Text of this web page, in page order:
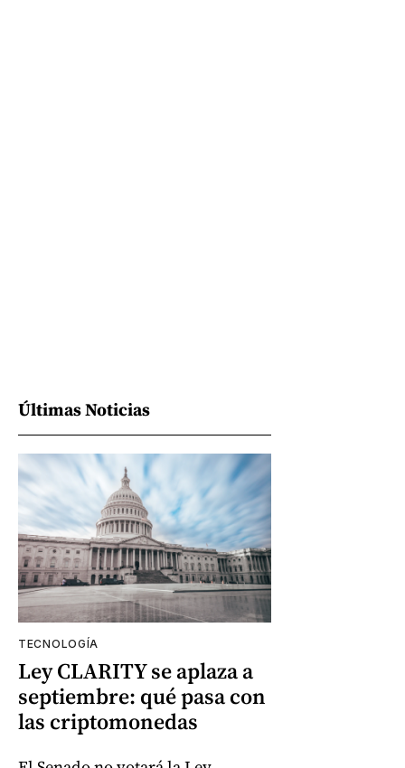
Últimas Noticias
TECNOLOGÍA
Ley CLARITY se aplaza a
septiembre: qué pasa con
las criptomonedas